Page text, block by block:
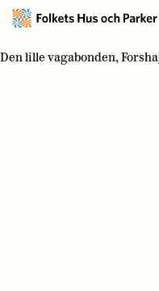
Den lille vagabonden,